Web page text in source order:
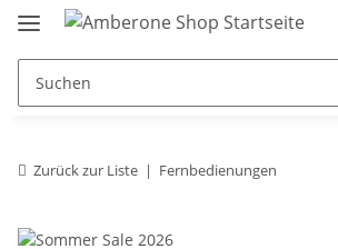
Zurück zur Liste Fernbedienungen